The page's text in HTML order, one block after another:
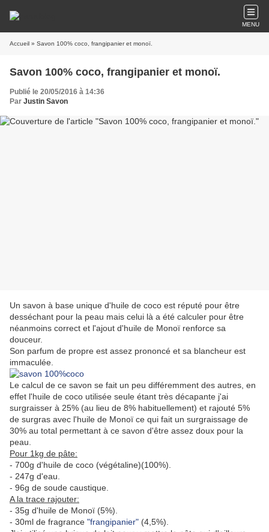
MENU
Accueil » Savon 100% coco, frangipanier et monoï.
Savon 100% coco, frangipanier et monoï.
Publié le 20/05/2016 à 14:36
Par Justin Savon
Un savon à base unique d'huile de coco est réputé pour être
desséchant pour la peau mais celui là a été calculer pour être
néanmoins correct et l'ajout d'huile de Monoï renforce sa
douceur.
Son parfum de propre est assez prononcé et sa blancheur est
immaculée.
Le calcul de ce savon se fait un peu différemment des autres, en
effet l'huile de coco utilisée seule étant très décapante j'ai
surgraisser à 25% (au lieu de 8% habituellement) et rajouté 5%
de surgras avec l'huile de Monoï ce qui fait un surgraissage de
30% au total permettant à ce savon d'être assez doux pour la
peau.
Pour 1kg de pâte:
- 700g d'huile de coco (végétaline)(100%).
- 247g d'eau.
- 96g de soude caustique.
A la trace rajouter:
- 35g d'huile de Monoï (5%).
- 30ml de fragrance "frangipanier" (4,5%).